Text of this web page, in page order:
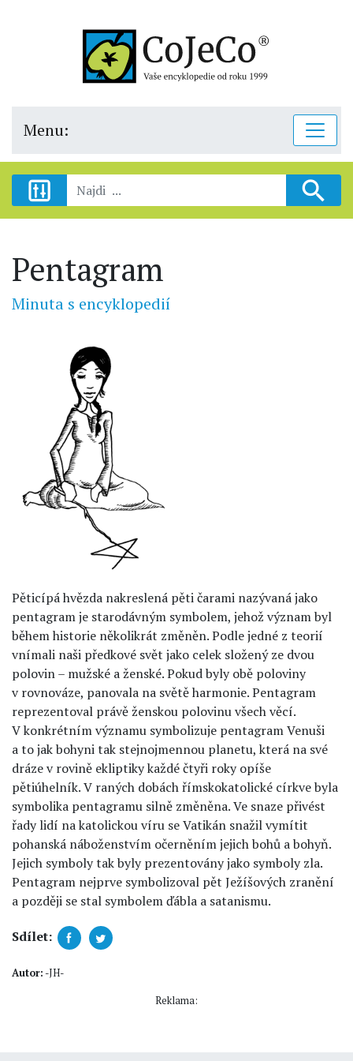
Menu:
Pentagram
Minuta s encyklopedií
Pěticípá hvězda nakreslená pěti čarami nazývaná jako
pentagram je starodávným symbolem, jehož význam byl
během historie několikrát změněn. Podle jedné z teorií
vnímali naši předkové svět jako celek složený ze dvou
polovin – mužské a ženské. Pokud byly obě poloviny
v rovnováze, panovala na světě harmonie. Pentagram
reprezentoval právě ženskou polovinu všech věcí.
V konkrétním významu symbolizuje pentagram Venuši
a to jak bohyni tak stejnojmennou planetu, která na své
dráze v rovině ekliptiky každé čtyři roky opíše
pětiúhelník. V raných dobách římskokatolické církve byla
symbolika pentagramu silně změněna. Ve snaze přivést
řady lidí na katolickou víru se Vatikán snažil vymítit
pohanská náboženstvím očerněním jejich bohů a bohyň.
Jejich symboly tak byly prezentovány jako symboly zla.
Pentagram nejprve symbolizoval pět Ježíšových zranění
a později se stal symbolem ďábla a satanismu.
Sdílet:
Autor: -JH-
Reklama: